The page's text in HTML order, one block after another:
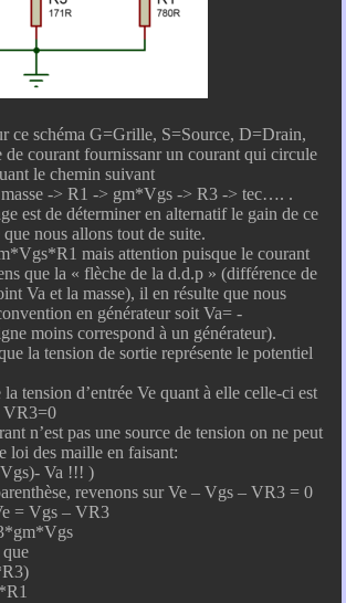
ce schéma G=Grille, S=Source, D=Drain,
de courant fournissanr un courant qui circule
le chemin suivant
-> R1 -> gm*Vgs -> R3 -> tec…. .
est de déterminer en alternatif le gain de ce
que nous allons tout de suite.
mais attention puisque le courant
que la « flèche de la d.d.p » (différence de
Va et la masse), il en résulte que nous
en générateur soit Va= -
moins correspond à un générateur).
la tension de sortie représente le potentiel
tension d’entrée Ve quant à elle celle-ci est
VR3=0
n’est pas une source de tension on ne peut
loi des maille en faisant:
Va !!! )
revenons sur Ve – Vgs – VR3 = 0
= Vgs – VR3